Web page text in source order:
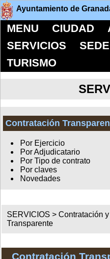
Ayuntamiento de
MENU CIUDAD
SERVICIOS
TURISMO
Contratación
Por Ejercicio
Por Adjudicatario
Por Tipo de contrato
Por claves
Novedades
SERVICIOS >Contratación
Transparente
Contratación